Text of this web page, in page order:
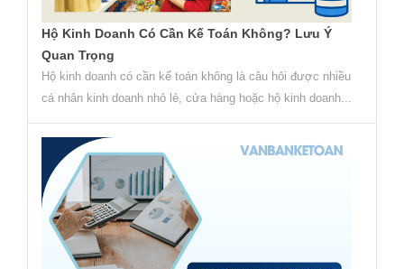
Hộ Kinh Doanh Có Cần Kế Toán Không? Lưu Ý
Quan Trọng
Hộ kinh doanh có cần kế toán không là câu hỏi được nhiều
cá nhân kinh doanh nhỏ lẻ, cửa hàng hoặc hộ kinh doanh...